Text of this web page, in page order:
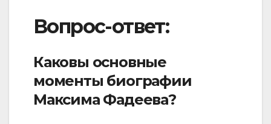
Вопрос-ответ:
Каковы основные
моменты биографии
Максима Фадеева?